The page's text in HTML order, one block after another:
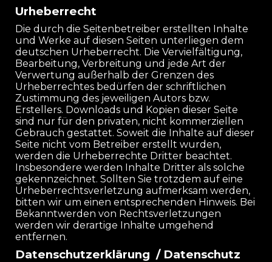
Urheberrecht
Die durch die Seitenbetreiber erstellten Inhalte
und Werke auf diesen Seiten unterliegen dem
deutschen Urheberrecht. Die Vervielfältigung,
Bearbeitung, Verbreitung und jede Art der
Verwertung außerhalb der Grenzen des
Urheberrechtes bedürfen der schriftlichen
Zustimmung des jeweiligen Autors bzw.
Erstellers. Downloads und Kopien dieser Seite
sind nur für den privaten, nicht kommerziellen
Gebrauch gestattet. Soweit die Inhalte auf dieser
Seite nicht vom Betreiber erstellt wurden,
werden die Urheberrechte Dritter beachtet.
Insbesondere werden Inhalte Dritter als solche
gekennzeichnet. Sollten Sie trotzdem auf eine
Urheberrechtsverletzung aufmerksam werden,
bitten wir um einen entsprechenden Hinweis. Bei
Bekanntwerden von Rechtsverletzungen
werden wir derartige Inhalte umgehend
entfernen.
Datenschutzerklärung / Datenschutz